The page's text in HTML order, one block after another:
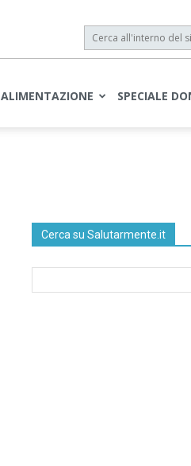
ALIMENTAZIONE SPECIALE
Cerca su Salutarmente.it